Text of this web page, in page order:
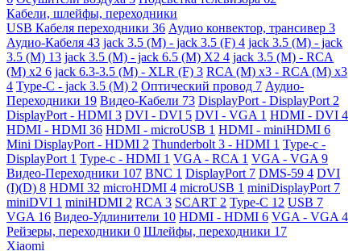
Кабели, шлейфы, переходники
USB Кабеля переходники 36 Аудио конвектор, трансивер 3
Аудио-Кабеля 43 jack 3.5 (M) - jack 3.5 (F) 4 jack 3.5 (M) - jack
3.5 (M) 13 jack 3.5 (M) - jack 6.5 (M) X2 4 jack 3.5 (M) - RCA
(M) x2 6 jack 6.3-3.5 (M) - XLR (F) 3 RCA (M) x3 - RCA (M) x3
4 Type-C - jack 3.5 (M) 2 Оптический провод 7 Аудио-
Переходники 19 Видео-Кабели 73 DisplayPort - DisplayPort 2
DisplayPort - HDMI 3 DVI - DVI 5 DVI - VGA 1 HDMI - DVI 4
HDMI - HDMI 36 HDMI - microUSB 1 HDMI - miniHDMI 6
Mini DisplayPort - HDMI 2 Thunderbolt 3 - HDMI 1 Type-c -
DisplayPort 1 Type-c - HDMI 1 VGA - RCA 1 VGA - VGA 9
Видео-Переходники 107 BNC 1 DisplayPort 7 DMS-59 4 DVI
(I)(D) 8 HDMI 32 microHDMI 4 microUSB 1 miniDisplayPort 7
miniDVI 1 miniHDMI 2 RCA 3 SCART 2 Type-C 12 USB 7
VGA 16 Видео-Удлинители 10 HDMI - HDMI 6 VGA - VGA 4
Рейзеры, переходники 0 Шлейфы, переходники 17
Xiaomi